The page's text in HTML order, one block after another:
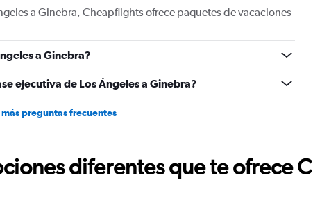
values.
0
1500.
a Ginebra, Cheapflights ofrece paquetes de vacaciones
a Ginebra?
ejecutiva de Los Ángeles a Ginebra?
más preguntas frecuentes
diferentes que te ofrece